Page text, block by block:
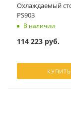
Охлаждаемый
PS903
В наличии
114 223руб.
КУПИТЬ